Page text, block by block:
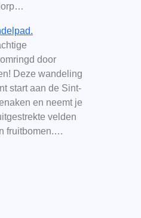
door
Deze wandeling
start aan de Sint-
en neemt je
velden
fruitbomen.…